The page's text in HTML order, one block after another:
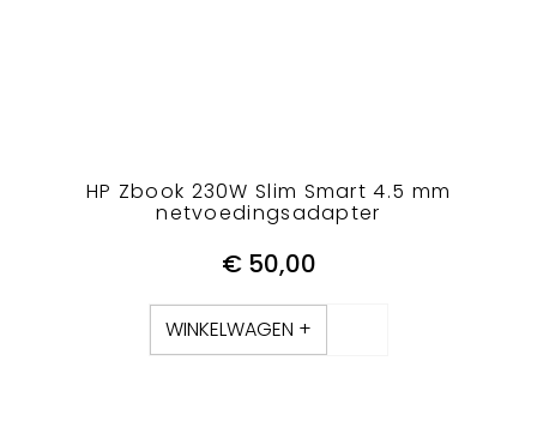
HP Zbook 230W Slim Smart 4.5 mm
netvoedingsadapter
€50,00
WINKELWAGEN +